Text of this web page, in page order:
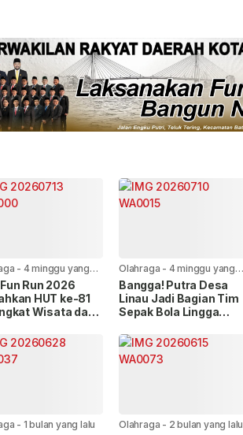
- 4 minggu yang
Run 2026
HUT ke-81
Wisata dan
Olahraga - 4 minggu yang
lalu
Bangga! Putra Desa
Linau Jadi Bagian Tim
Sepak Bola Lingga
Kepri 2026
- 1 bulan yang lalu Olahraga - 2 bulan yang lalu